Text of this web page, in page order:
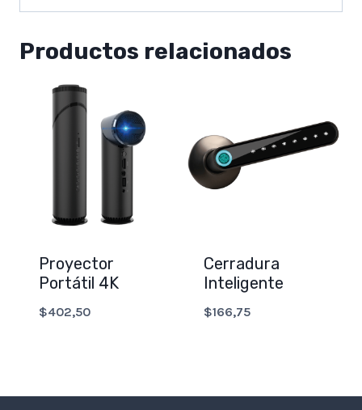
Productos relacionados
Proyector
Portátil 4K
$402,50
Cerradura
Inteligente
$166,75